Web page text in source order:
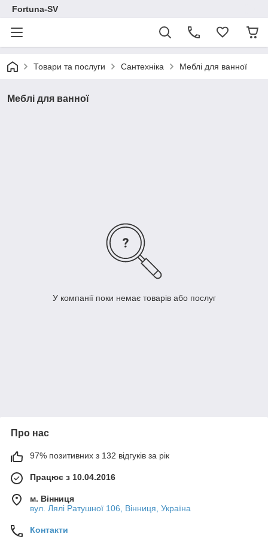
Fortuna-SV
Товари та послуги Сантехніка Меблі для ванної
Меблі для ванної
У компанії поки немає товарів або послуг
Про нас
97% позитивних з 132 відгуків за рік
Працює з 10.04.2016
м. Вінниця
вул. Лялі Ратушної 106, Вінниця, Україна
Контакти